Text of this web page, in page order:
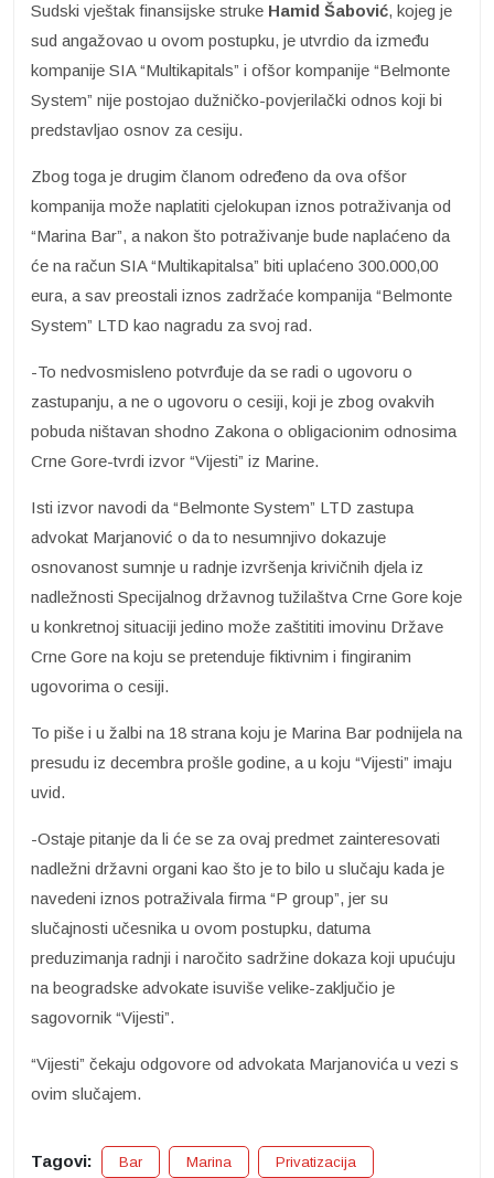
Sudski vještak finansijske struke Hamid Šabović, kojeg je
sud angažovao u ovom postupku, je utvrdio da između
kompanije SIA “Multikapitals” i ofšor kompanije “Belmonte
System” nije postojao dužničko-povjerilački odnos koji bi
predstavljao osnov za cesiju.
Zbog toga je drugim članom određeno da ova ofšor
kompanija može naplatiti cjelokupan iznos potraživanja od
“Marina Bar”, a nakon što potraživanje bude naplaćeno da
će na račun SIA “Multikapitalsa” biti uplaćeno 300.000,00
eura, a sav preostali iznos zadržaće kompanija “Belmonte
System” LTD kao nagradu za svoj rad.
-To nedvosmisleno potvrđuje da se radi o ugovoru o
zastupanju, a ne o ugovoru o cesiji, koji je zbog ovakvih
pobuda ništavan shodno Zakona o obligacionim odnosima
Crne Gore-tvrdi izvor “Vijesti” iz Marine.
Isti izvor navodi da “Belmonte System” LTD zastupa
advokat Marjanović o da to nesumnjivo dokazuje
osnovanost sumnje u radnje izvršenja krivičnih djela iz
nadležnosti Specijalnog državnog tužilaštva Crne Gore koje
u konkretnoj situaciji jedino može zaštititi imovinu Države
Crne Gore na koju se pretenduje fiktivnim i fingiranim
ugovorima o cesiji.
To piše i u žalbi na 18 strana koju je Marina Bar podnijela na
presudu iz decembra prošle godine, a u koju “Vijesti” imaju
uvid.
-Ostaje pitanje da li će se za ovaj predmet zainteresovati
nadležni državni organi kao što je to bilo u slučaju kada je
navedeni iznos potraživala firma “P group”, jer su
slučajnosti učesnika u ovom postupku, datuma
preduzimanja radnji i naročito sadržine dokaza koji upućuju
na beogradske advokate isuviše velike-zaključio je
sagovornik “Vijesti”.
“Vijesti” čekaju odgovore od advokata Marjanovića u vezi s
ovim slučajem.
Tagovi: Bar Marina Privatizacija